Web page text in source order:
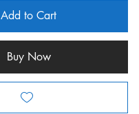
Add to Cart
Buy Now